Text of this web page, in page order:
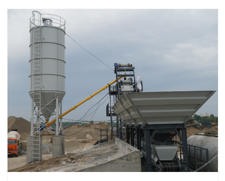
Смотреть проект